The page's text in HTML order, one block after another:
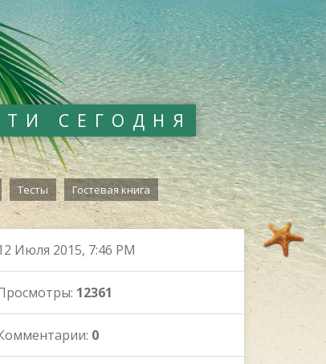
СЕГОДНЯ
Тесты Гостевая книга
Июля 2015, 7:46 PM
12361
0